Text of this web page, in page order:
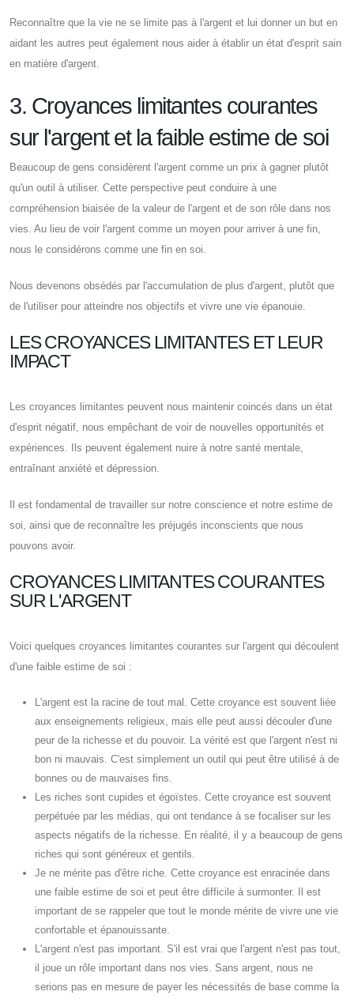
Reconnaître que la vie ne se limite pas à l'argent et lui donner un but en
aidant les autres peut également nous aider à établir un état d'esprit sain
en matière d'argent.
3. Croyances limitantes courantes
sur l'argent et la faible estime de soi
Beaucoup de gens considèrent l'argent comme un prix à gagner plutôt
qu'un outil à utiliser. Cette perspective peut conduire à une
compréhension biaisée de la valeur de l'argent et de son rôle dans nos
vies. Au lieu de voir l'argent comme un moyen pour arriver à une fin,
nous le considérons comme une fin en soi.
Nous devenons obsédés par l'accumulation de plus d'argent, plutôt que
de l'utiliser pour atteindre nos objectifs et vivre une vie épanouie.
LES CROYANCES LIMITANTES ET LEUR
IMPACT
Les croyances limitantes peuvent nous maintenir coincés dans un état
d'esprit négatif, nous empêchant de voir de nouvelles opportunités et
expériences. Ils peuvent également nuire à notre santé mentale,
entraînant anxiété et dépression.
Il est fondamental de travailler sur notre conscience et notre estime de
soi, ainsi que de reconnaître les préjugés inconscients que nous
pouvons avoir.
CROYANCES LIMITANTES COURANTES
SUR L'ARGENT
Voici quelques croyances limitantes courantes sur l'argent qui découlent
d'une faible estime de soi :
L'argent est la racine de tout mal. Cette croyance est souvent liée
aux enseignements religieux, mais elle peut aussi découler d'une
peur de la richesse et du pouvoir. La vérité est que l'argent n'est ni
bon ni mauvais. C'est simplement un outil qui peut être utilisé à de
bonnes ou de mauvaises fins.
Les riches sont cupides et égoïstes. Cette croyance est souvent
perpétuée par les médias, qui ont tendance à se focaliser sur les
aspects négatifs de la richesse. En réalité, il y a beaucoup de gens
riches qui sont généreux et gentils.
Je ne mérite pas d'être riche. Cette croyance est enracinée dans
une faible estime de soi et peut être difficile à surmonter. Il est
important de se rappeler que tout le monde mérite de vivre une vie
confortable et épanouissante.
L'argent n'est pas important. S'il est vrai que l'argent n'est pas tout,
il joue un rôle important dans nos vies. Sans argent, nous ne
serions pas en mesure de payer les nécessités de base comme la